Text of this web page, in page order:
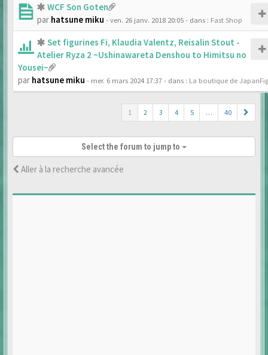
WCF Son Goten
par hatsune miku - ven. 26 janv. 2018 20:05- dans : Fast Shop
Set figurines Fi, Klaudia Valentz, Reisalin Stout -
Atelier Ryza 2 ~Ushinawareta Denshou to Himitsu no
Yousei~
par hatsune miku - mer. 6 mars 2024 17:37- dans : La boutique de
1 2 3 4 5 … 40
Select the forum to jump to
Aller à la recherche avancée